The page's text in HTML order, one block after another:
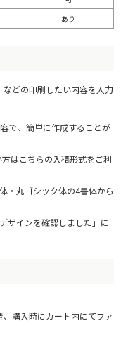
あり
どの印刷したい内容を入力
容で、簡単に作成することが
はこちらの入稿形式をご利
・丸ゴシック体の4書体から
ザインを確認しました」に
購入時にカート内にてファ